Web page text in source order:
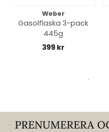
Weber
Gasolflaska 3-pack
445g
399 kr
PRENUMERERA